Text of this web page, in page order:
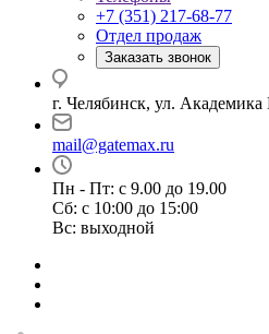
+7 (351) 217-68-77
Отдел продаж
Заказать звонок
г. Челябинск, ул. Академика
mail@gatemax.ru
Пн - Пт: с 9.00 до 19.00
Сб: с 10:00 до 15:00
Вс: выходной